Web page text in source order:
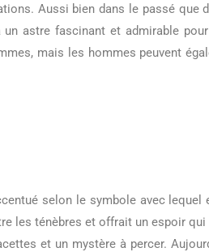
Aussi bien dans le passé que
astre fascinant et admirable
mais les hommes peuvent
selon le symbole avec lequel
les ténèbres et offrait un espoir qui
et un mystère à percer.